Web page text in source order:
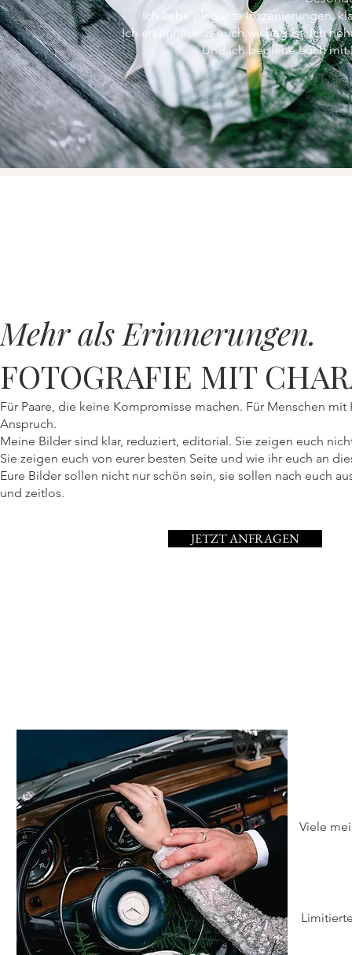
Ich liebe elegante Inszenierungen,
Ich erkenne, was euch wichtig ist. Ich
Und ich begleite euch mit
Mehr als Erinnerungen.
FOTOGRAFIE MIT
Für Paare, die keine Kompromisse machen. Für Menschen
Anspruch.
Meine Bilder sind klar, reduziert, editorial. Sie zeigen euch
Sie zeigen euch von eurer besten Seite und wie ihr euch an
Eure Bilder sollen nicht nur schön sein, sie sollen nach euch
und zeitlos.
JETZT ANFRAGEN
Viele